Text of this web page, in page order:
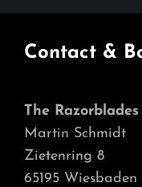
Contact &
The Razorblades
Martin Schmidt
Zietenring 8
65195 Wiesbaden